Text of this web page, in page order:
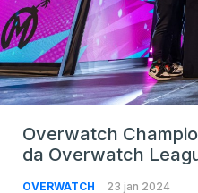
Overwatch
da Overwatch
OVERWATCH 23 jan 2024